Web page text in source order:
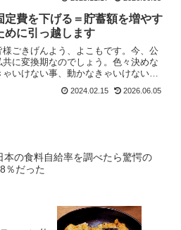
い独身女性は65歳からの受給が生活を
定させます。
定費を下げる＝貯蓄額を増やす
めに引っ越します
様ごきげんよう、よこもです。今、公
共に変換期なのでしょう。色々決めな
ゃいけない事、動かなきゃいけないこ
ん張り時。そう自分を鼓舞させて頑張
2024.02.15 2026.06.05
本の食料自給率を調べたら驚愕の
％だった